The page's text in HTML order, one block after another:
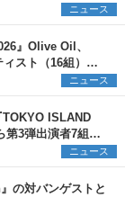
ニュース
』Olive Oil、
スト（16組）を
ニュース
TOKYO ISLAND
3弾出演者7組を
展者を募集ニュース
の対バンゲストと